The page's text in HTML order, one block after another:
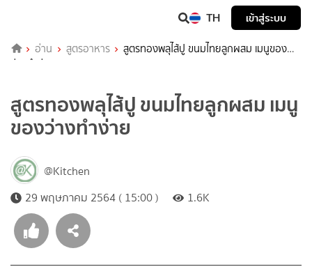
TH เข้าสู่ระบบ
อ่าน สูตรอาหาร
สูตรทองพลุไส้ปู ขนมไทยลูกผสม เมนูของ
ว่างทำง่าย
สูตรทองพลุไส้ปู ขนมไทยลูกผสม เมนู
ของว่างทำง่าย
@Kitchen
29 พฤษภาคม 2564 ( 15:00 )
1.6K